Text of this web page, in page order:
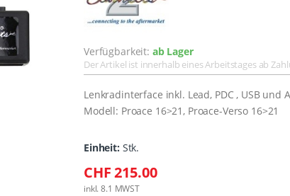
Verfügbarkeit: ab Lager
Der Artikel ist innerhalb eines Arbeitstages ab
Lenkradinterface inkl. Lead, PDC , USB und
Modell: Proace 16>21, Proace-Verso 16>21
Einheit: Stk.
CHF 215.00
inkl. 8.1 MWST